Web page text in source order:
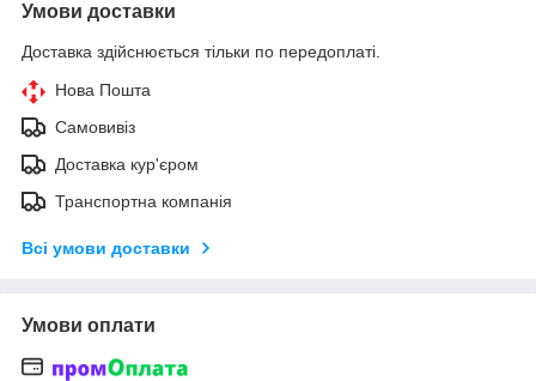
Умови доставки
Доставка здійснюється тільки по передоплаті.
Нова Пошта
Самовивіз
Доставка кур'єром
Транспортна компанія
Всі умови доставки
Умови оплати